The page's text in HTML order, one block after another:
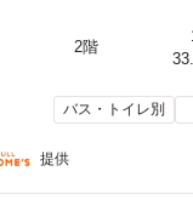
2階
バス・トイレ別
提供